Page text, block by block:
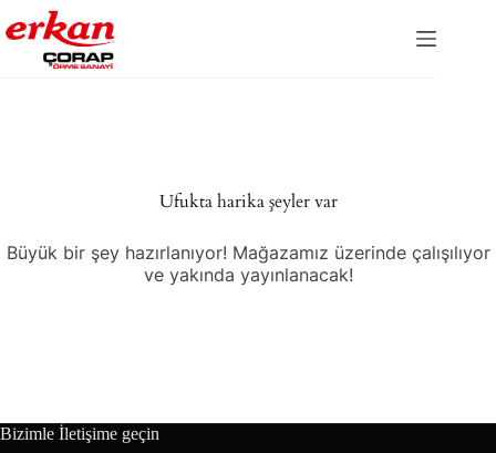
to
content
Ufukta harika şeyler var
Büyük bir şey hazırlanıyor! Mağazamız üzerinde çalışılıyor
ve yakında yayınlanacak!
Bizimle İletişime geçin